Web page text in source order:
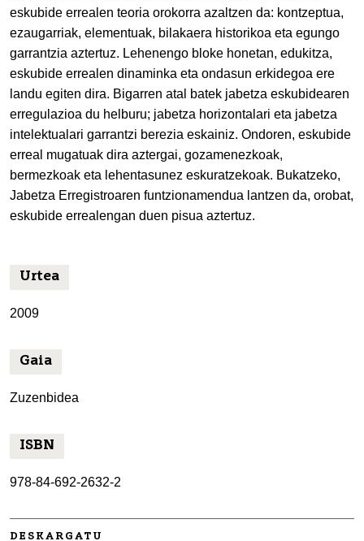
eskubide errealen teoria orokorra azaltzen da: kontzeptua,
ezaugarriak, elementuak, bilakaera historikoa eta egungo
garrantzia aztertuz. Lehenengo bloke honetan, edukitza,
eskubide errealen dinaminka eta ondasun erkidegoa ere
landu egiten dira. Bigarren atal batek jabetza eskubidearen
erregulazioa du helburu; jabetza horizontalari eta jabetza
intelektualari garrantzi berezia eskainiz. Ondoren, eskubide
erreal mugatuak dira aztergai, gozamenezkoak,
bermezkoak eta lehentasunez eskuratzekoak. Bukatzeko,
Jabetza Erregistroaren funtzionamendua lantzen da, orobat,
eskubide errealengan duen pisua aztertuz.
Urtea
2009
Gaia
Zuzenbidea
ISBN
978-84-692-2632-2
DESKARGATU